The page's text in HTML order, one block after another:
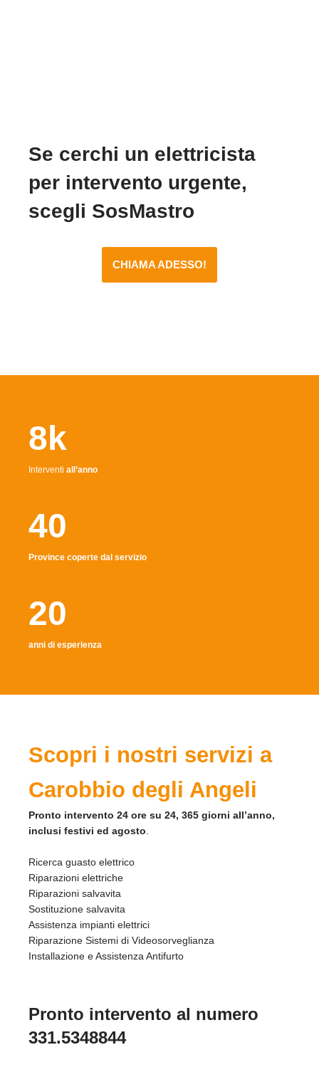
Se cerchi un elettricista
per intervento urgente,
scegli SosMastro
CHIAMA ADESSO!
8k
Interventi all’anno
40
Province coperte dal servizio
20
anni di esperienza
Scopri i nostri servizi a
Carobbio degli Angeli
Pronto intervento 24 ore su 24, 365 giorni all’anno,
inclusi festivi ed agosto
Ricerca guasto elettrico
Riparazioni elettriche
Riparazioni salvavita
Sostituzione salvavita
Assistenza impianti elettrici
Riparazione Sistemi di Videosorveglianza
Installazione e Assistenza Antifurto
Pronto intervento al numero
331.5348844